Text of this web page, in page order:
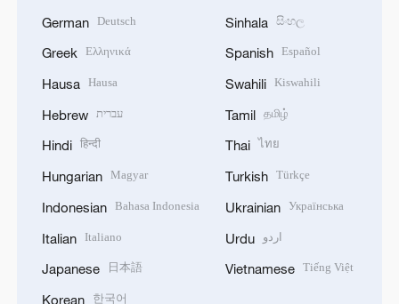
German Deutsch
Greek Ελληνικά
Hausa Hausa
Hebrew עברית
Hindi हिन्दी
Hungarian Magyar
Indonesian Bahasa Indonesia
Italian Italiano
Japanese 日本語
Korean 한국어
Sinhala සිංහල
Spanish Español
Swahili Kiswahili
Tamil தமிழ்
Thai ไทย
Turkish Türkçe
Ukrainian Українська
Urdu اردو
Vietnamese Tiếng Việt